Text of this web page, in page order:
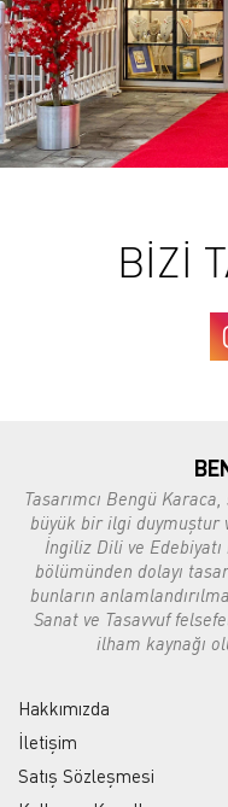
BİZİ
Tasarımcı Bengü
büyük bir ilgi duymuştur
İngiliz Dili ve
bölümünden dolayı
bunların
Sanat ve Tasavvuf
ilham kaynağı
Hakkımızda
İletişim
Satış Sözleşmesi